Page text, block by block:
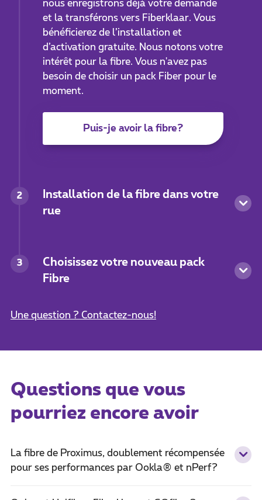
nous enregistrons déjà votre demande
et la transférons vers Fiberklaar. Vous
bénéficierez de l’installation et
d’activation gratuite. Nous notons votre
intérêt pour la fibre. Vous n'avez pas
besoin de choisir un pack Fiber pour le
moment.
Puis-je avoir la fibre?
2
Installation de la fibre dans votre
rue
3
Choisissez votre nouveau pack
Fibre
Une question ? Contactez-nous!
Questions que vous
pourriez encore avoir
La fibre de Proximus, doublement récompensée
pour ses performances par Ookla® et nPerf?